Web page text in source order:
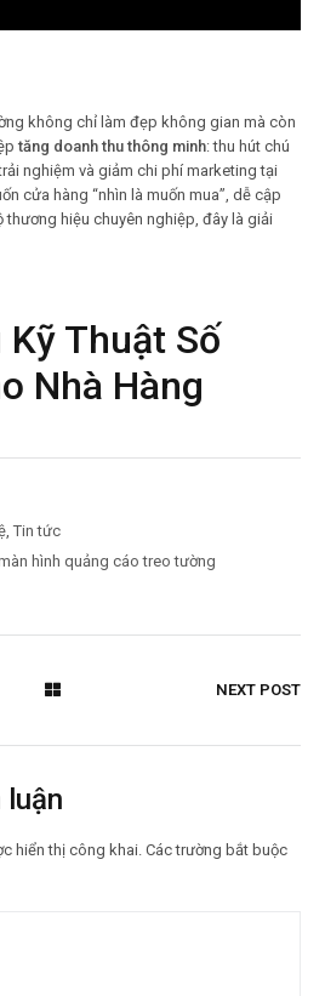
không chỉ làm đẹp không gian mà còn
tăng doanh thu thông minh: thu hút chú
nghiệm và giảm chi phí marketing tại
cửa hàng “nhìn là muốn mua”, dễ cập
thương hiệu chuyên nghiệp, đây là giải
Thuật Số
Nhà Hàng
Tin tức
hình quảng cáo treo tường
NEXT POST
hiển thị công khai. Các trường bắt buộc